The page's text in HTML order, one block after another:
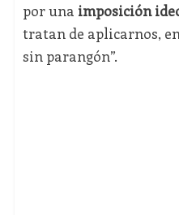
por una imposición
tratan de aplicarnos,
sin parangón”.